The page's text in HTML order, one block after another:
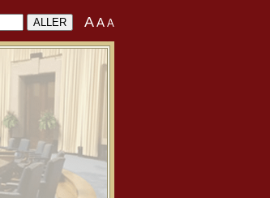
AA A